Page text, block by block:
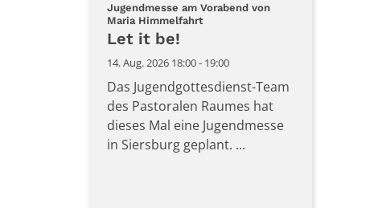
Datum: 14. August 2026
Jugendmesse am Vorabend von
Maria Himmelfahrt:
Let it be!
14. Aug. 2026 18:00 - 19:00
Das Jugendgottesdienst-Team
des Pastoralen Raumes hat
dieses Mal eine Jugendmesse
in Siersburg geplant. ...